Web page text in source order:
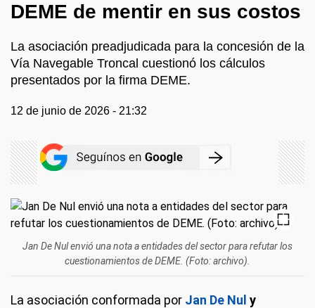
DEME de mentir en sus costos
La asociación preadjudicada para la concesión de la
Vía Navegable Troncal cuestionó los cálculos
presentados por la firma DEME.
12 de junio de 2026 - 21:32
Jan De Nul envió una nota a entidades del sector para refutar los
cuestionamientos de DEME. (Foto: archivo).
La asociación conformada por Jan De Nul y